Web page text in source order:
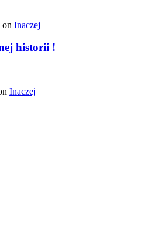
on Inaczej
historii !
Inaczej